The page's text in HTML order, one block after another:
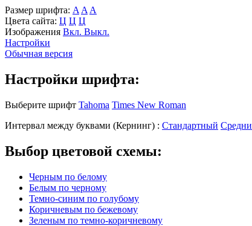
Размер шрифта: A A A
Цвета сайта: Ц Ц Ц
Изображения Вкл. Выкл.
Настройки
Обычная версия
Настройки шрифта:
Выберите шрифт Tahoma Times New Roman
Интервал между буквами (Кернинг) : Стандартный
Выбор цветовой схемы:
Черным по белому
Белым по черному
Темно-синим по голубому
Коричневым по бежевому
Зеленым по темно-коричневому